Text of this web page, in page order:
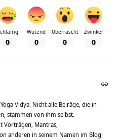
0
Wütend
0
Überrascht
0
Zwinker
0
Vidya. Nicht alle Beiräge, die in
stammen von ihm selbst.
Vorträgen, Mantras,
anderen in seinem Namen im Blog